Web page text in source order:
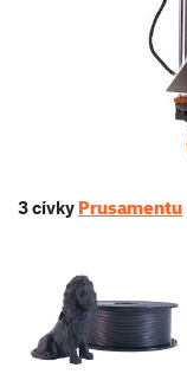
3 cívkyPrusamentu